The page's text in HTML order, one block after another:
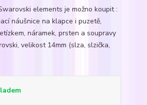
elements je možno koupit :
náušnice na klapce i puzetě,
náramek, prsten a soupravy
velikost 14mm (slza, slzička,